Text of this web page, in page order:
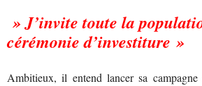
» J’invite toute la
cérémonie d’investiture »
Ambitieux, il entend lancer sa